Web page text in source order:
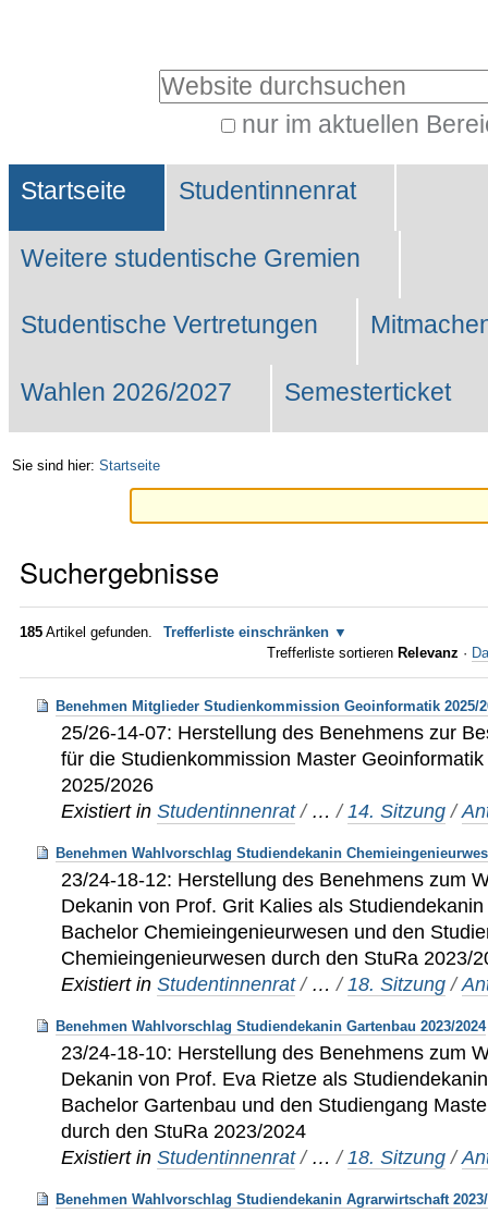
Website durchsuchen
nur im aktuellen
Suche…
Sektionen
Startseite Studentinnenrat
Weitere studentische Gremien
Studentische Vertretungen
Wahlen 2026/2027 Semesterticket
Sie sind hier: Startseite
Suchergebnisse
185 Artikel gefunden.
Trefferliste einschränken
Trefferliste sortieren Relevanz ·
Benehmen Mitglieder Studienkommission Geoinformatik 2025/
25/26-14-07: Herstellung des Benehmens zur
für die Studienkommission Master
2025/2026
Existiert in Studentinnenrat / …/14. Sitzung /
Benehmen Wahlvorschlag Studiendekanin
23/24-18-12: Herstellung des Benehmens zum
Dekanin von Prof. Grit Kalies als
Bachelor Chemieingenieurwesen und den
Chemieingenieurwesen durch den StuRa 2023/
Existiert in Studentinnenrat / …/18. Sitzung /
Benehmen Wahlvorschlag Studiendekanin Gartenbau 2023/2024
23/24-18-10: Herstellung des Benehmens zum
Dekanin von Prof. Eva Rietze als
Bachelor Gartenbau und den Studiengang
durch den StuRa 2023/2024
Existiert in Studentinnenrat / …/18. Sitzung /
Benehmen Wahlvorschlag Studiendekanin Agrarwirtschaft